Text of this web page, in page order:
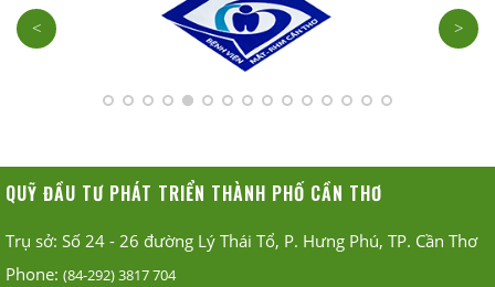
< >
QUỸ ĐẦU TƯ PHÁT TRIỂN THÀNH PHỐ CẦN THƠ
Trụ sở: Số 24 - 26 đường Lý Thái Tổ, P. Hưng Phú, TP. Cần Thơ
Phone: (84-292) 3817 704